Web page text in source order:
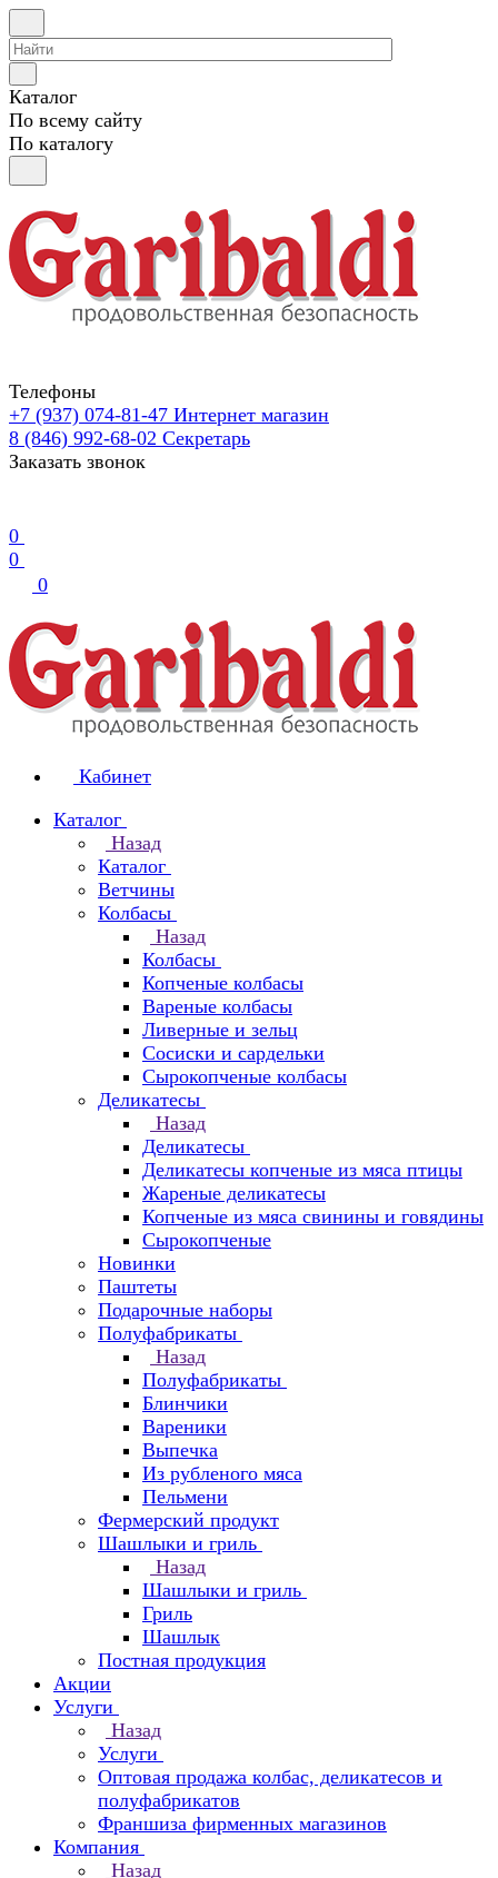
Каталог
По всему сайту
По каталогу
Телефоны
+7 (937) 074-81-47 Интернет магазин
8 (846) 992-68-02 Секретарь
Заказать звонок
0
0
0
Кабинет
Каталог
Назад
Каталог
Ветчины
Колбасы
Назад
Колбасы
Копченые колбасы
Вареные колбасы
Ливерные и зельц
Сосиски и сардельки
Сырокопченые колбасы
Деликатесы
Назад
Деликатесы
Деликатесы копченые из мяса птицы
Жареные деликатесы
Копченые из мяса свинины и говядины
Сырокопченые
Новинки
Паштеты
Подарочные наборы
Полуфабрикаты
Назад
Полуфабрикаты
Блинчики
Вареники
Выпечка
Из рубленого мяса
Пельмени
Фермерский продукт
Шашлыки и гриль
Назад
Шашлыки и гриль
Гриль
Шашлык
Постная продукция
Акции
Услуги
Назад
Услуги
Оптовая продажа колбас, деликатесов и
полуфабрикатов
Франшиза фирменных магазинов
Компания
Назад